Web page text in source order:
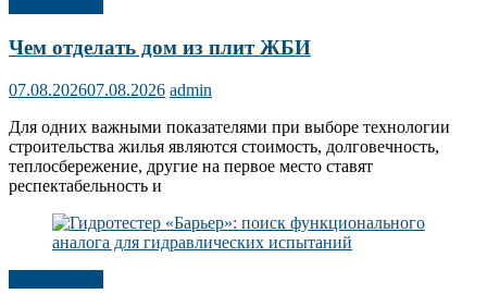
Чем отделать дом из плит ЖБИ
07.08.202607.08.2026 admin
Для одних важными показателями при выборе технологии
строительства жилья являются стоимость, долговечность,
теплосбережение, другие на первое место ставят
респектабельность и